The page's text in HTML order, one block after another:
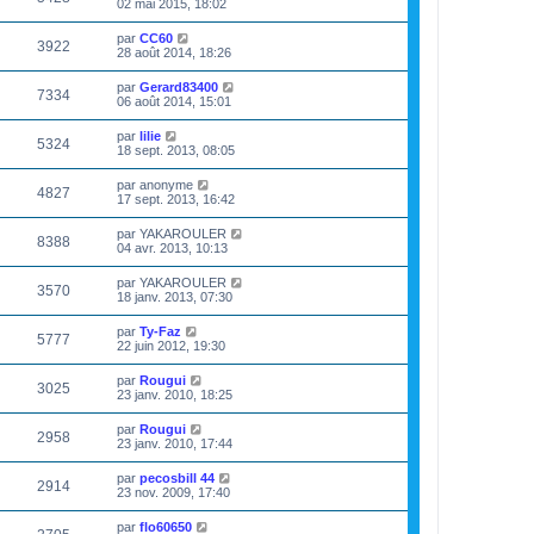
02 mai 2015, 18:02
3922 par CC60
28 août 2014, 18:26
7334 par Gerard83400
06 août 2014, 15:01
5324 par lilie
18 sept. 2013, 08:05
4827 par anonyme
17 sept. 2013, 16:42
8388 par YAKAROULER
04 avr. 2013, 10:13
3570 par YAKAROULER
18 janv. 2013, 07:30
5777 par Ty-Faz
22 juin 2012, 19:30
3025 par Rougui
23 janv. 2010, 18:25
2958 par Rougui
23 janv. 2010, 17:44
2914 par pecosbill 44
23 nov. 2009, 17:40
par flo60650